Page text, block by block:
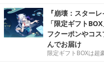
『崩壊：スター
「限定ギフト
フクーポンやコ
んでお届け
限定ギフトBOXは超